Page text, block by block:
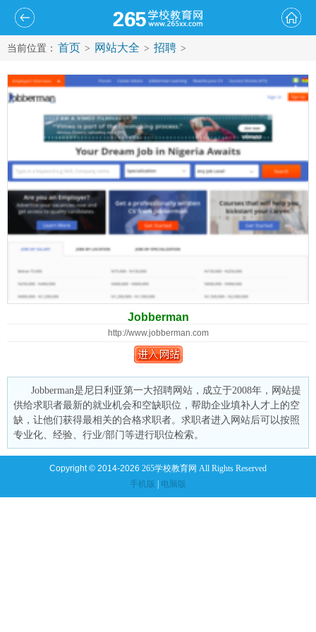
当前位置： 首页 > 网站大全 > 招聘 >
Jobberman
http://www.jobberman.com
Jobberman是尼日利亚第一大招聘网站，成立于2008年，网站提
供给求职者最新的就业机会和空缺职位，帮助企业填补人才上的空
缺，让他们获得最相关的合格求职者。求职者进入网站后可以按照
专业化、经验、行业/部门等进行职位检索。
Copyright © 2014-2026 265学校教育网 All Rights Reserved
手机版 | 电脑版